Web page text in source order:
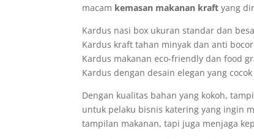
macam kemasan makanan kraft yang
Kardus nasi box ukuran standar dan
Kardus kraft tahan minyak dan anti bocor
Kardus makanan eco-friendly dan food
Kardus dengan desain elegan yang
Dengan kualitas bahan yang kokoh,
untuk pelaku bisnis katering yang ingin
tampilan makanan, tapi juga menjaga